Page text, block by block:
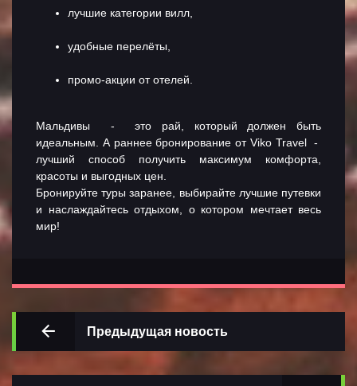
лучшие категории вилл,
удобные перелёты,
промо-акции от отелей.
Мальдивы - это рай, который должен быть
идеальным. А раннее бронирование от Viko Travel -
лучший способ получить максимум комфорта,
красоты и выгодных цен.
Бронируйте туры заранее, выбирайте лучшие путевки
и наслаждайтесь отдыхом, о котором мечтает весь
мир!
Предыдущая новость